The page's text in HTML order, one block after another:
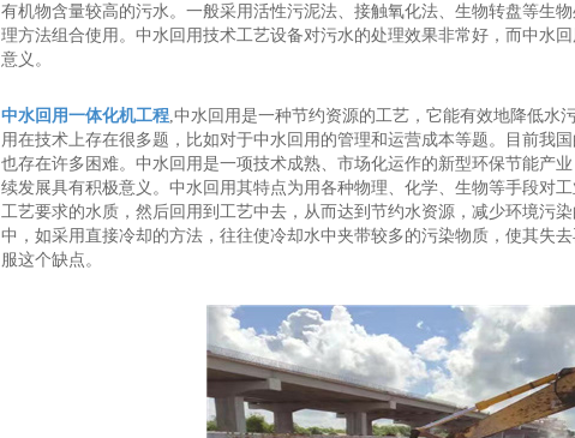
有机物含量较高的污水。一般采用活性污泥法、接触氧化法、生物转盘等生
理方法组合使用。中水回用技术工艺设备对污水的处理效果非常好，而中水
意义。
中水回用一体化机工程,中水回用是一种节约资源的工艺，它能有效地降低水
用在技术上存在很多题，比如对于中水回用的管理和运营成本等题。目前我
也存在许多困难。中水回用是一项技术成熟、市场化运作的新型环保节能产
续发展具有积极意义。中水回用其特点为用各种物理、化学、生物等手段对
工艺要求的水质，然后回用到工艺中去，从而达到节约水资源，减少环境污
中，如采用直接冷却的方法，往往使冷却水中夹带较多的污染物质，使其失
服这个缺点。